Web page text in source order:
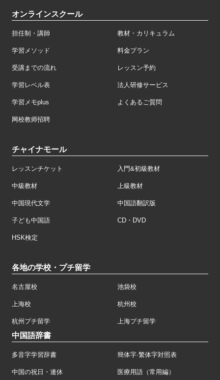
オンラインスクール
担任制・講師 教材・カリキュラム
学習メソッド 料金プラン
受講までの流れ レッスン予約
学習レベル表 法人研修サービス
学習メモplus よくあるご質問
网校教师招聘
チャイナモール
レッスンチケット 入門&初級教材
中級教材 上級教材
中国現代文学 中国語翻訳版
子ども中国語 CD・DVD
HSK検定
各地の学校・プチ留学
名古屋校 池袋校
上海校 杭州校
杭州プチ留学 上海プチ留学
中国語辞書
多音字学習辞書 簡体字·繁体字対照表
中国の祝日・連休 医療用語（常用編）